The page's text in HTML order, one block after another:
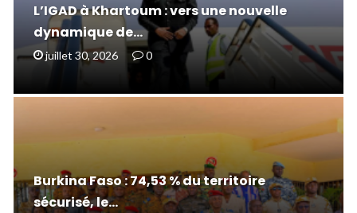
L’IGAD à Khartoum : vers une nouvelle
dynamique de…
juillet 30, 2026 0
Burkina Faso : 74,53 % du territoire
sécurisé, le…